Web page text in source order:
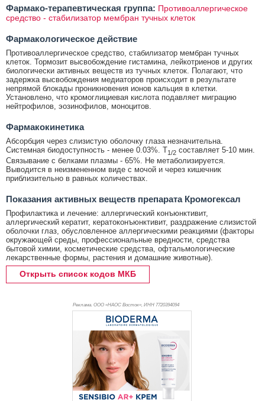
Фармако-терапевтическая группа: Противоаллергическое
средство - стабилизатор мембран тучных клеток
Фармакологическое действие
Противоаллергическое средство, стабилизатор мембран тучных
клеток. Тормозит высвобождение гистамина, лейкотриенов и других
биологически активных веществ из тучных клеток. Полагают, что
задержка высвобождения медиаторов происходит в результате
непрямой блокады проникновения ионов кальция в клетки.
Установлено, что кромоглициевая кислота подавляет миграцию
нейтрофилов, эозинофилов, моноцитов.
Фармакокинетика
Абсорбция через слизистую оболочку глаза незначительна.
Системная биодоступность - менее 0.03%. T1/2 составляет 5-10 мин.
Связывание с белками плазмы - 65%. Не метаболизируется.
Выводится в неизмененном виде с мочой и через кишечник
приблизительно в равных количествах.
Показания активных веществ препарата Кромогексал
Профилактика и лечение: аллергический конъюнктивит,
аллергический кератит, кератоконъюнктивит, раздражение слизистой
оболочки глаз, обусловленное аллергическими реакциями (факторы
окружающей среды, профессиональные вредности, средства
бытовой химии, косметические средства, офтальмологические
лекарственные формы, растения и домашние животные).
Открыть список кодов МКБ
Реклама. ООО «НАОС Восток», ИНН 7720394094